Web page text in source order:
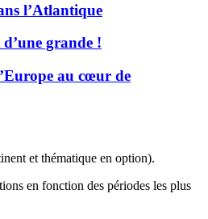
l’Atlantique
grande !
au cœur de
et thématique en option).
en fonction des périodes les plus